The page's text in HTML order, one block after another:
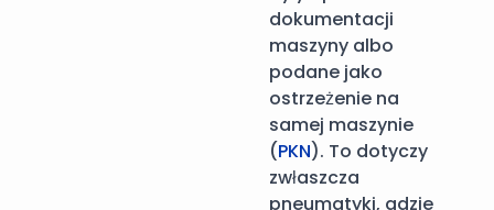
dokumentacji
maszyny albo
podane jako
ostrzeżenie na
samej maszynie
(PKN). To dotyczy
zwłaszcza
pneumatyki, gdzie